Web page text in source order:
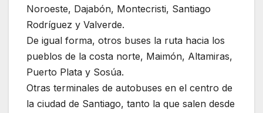
Noroeste, Dajabón, Montecristi, Santiago
Rodríguez y Valverde.
De igual forma, otros buses la ruta hacia los
pueblos de la costa norte, Maimón, Altamiras,
Puerto Plata y Sosúa.
Otras terminales de autobuses en el centro de
la ciudad de Santiago, tanto la que salen desde